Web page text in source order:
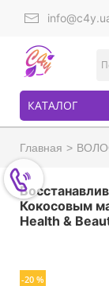
КАТАЛОГ
Главная
Кокосовым
Health &
-20 %